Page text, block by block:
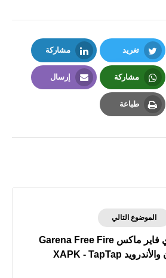
تغريد
Twitter
مشاركة
LinkedIn
مشاركة
Whatsapp
إرسال
طباعة
الموضوع التالي
تحميل قارينا فري فاير ماكس Garena Free Fire